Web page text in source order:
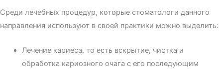
Среди лечебных процедур, которые стоматологи данного
направления используют в своей практики можно выделить:
Лечение кариеса, то есть вскрытие, чистка и
обработка кариозного очага с его последующим